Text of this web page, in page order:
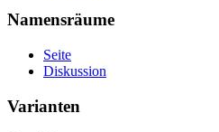
Namensräume
Seite
Diskussion
Varianten